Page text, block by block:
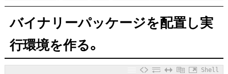
バイナリーパッケージを配置し実
行環境を作る。
Shell